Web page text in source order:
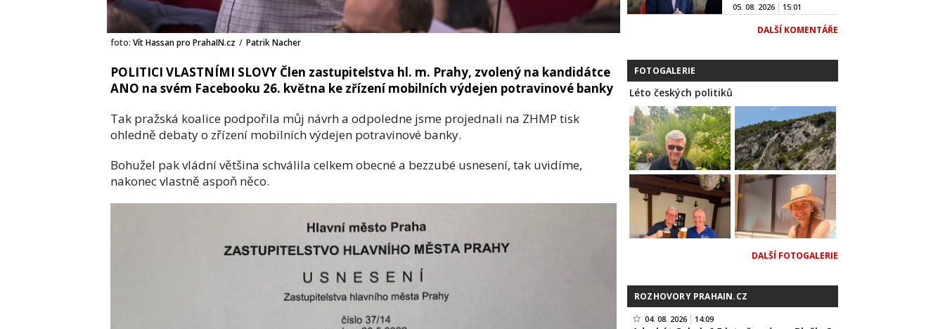
foto: Vít Hassan pro PrahaIN.cz / Patrik Nacher
POLITICI VLASTNÍMI SLOVY Člen zastupitelstva hl. m. Prahy, zvolený na kandidátce
ANO na svém Facebooku 26. května ke zřízení mobilních výdejen potravinové banky
Tak pražská koalice podpořila můj návrh a odpoledne jsme projednali na ZHMP tisk
ohledně debaty o zřízení mobilních výdejen potravinové banky.
Bohužel pak vládní většina schválila celkem obecné a bezzubé usnesení, tak uvidíme,
nakonec vlastně aspoň něco.
05. 08. 2026 15:01
DALŠÍ KOMENTÁŘE
FOTOGALERIE
Léto českých politiků
DALŠÍ FOTOGALERIE
ROZHOVORY PRAHAIN.CZ
04. 08. 2026 14:09